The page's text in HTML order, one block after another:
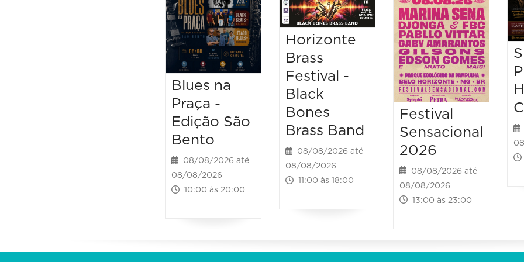
Blues na
Praça -
Edição São
Bento
08/08/2026 até
08/08/2026
10:00 às 20:00
Horizonte
Brass
Festival -
Black
Bones
Brass Band
08/08/2026 até
08/08/2026
11:00 às 18:00
Festival
Sensacional
2026
08/08/2026 até
08/08/2026
13:00 às 23:00